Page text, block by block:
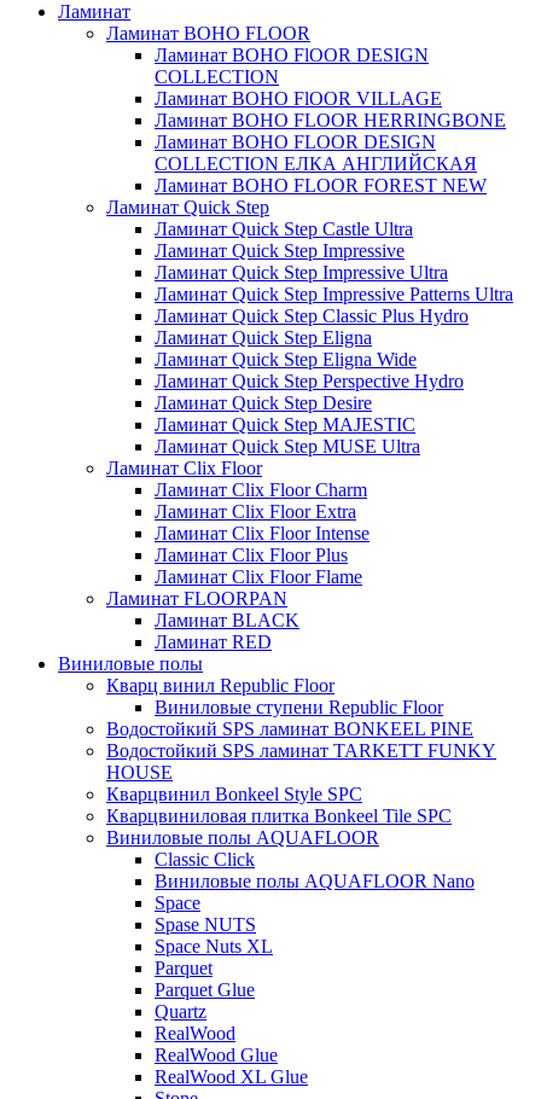
Ламинат
Ламинат BOHO FLOOR
Ламинат BOHO FlOOR DESIGN
COLLECTION
Ламинат BOHO FlOOR VILLAGE
Ламинат BOHO FLOOR HERRINGBONE
Ламинат BOHO FLOOR DESIGN
COLLECTION ЕЛКА АНГЛИЙСКАЯ
Ламинат BOHO FLOOR FOREST NEW
Ламинат Quick Step
Ламинат Quick Step Castle Ultra
Ламинат Quick Step Impressive
Ламинат Quick Step Impressive Ultra
Ламинат Quick Step Impressive Patterns Ultra
Ламинат Quick Step Classic Plus Hydro
Ламинат Quick Step Eligna
Ламинат Quick Step Eligna Wide
Ламинат Quick Step Perspective Hydro
Ламинат Quick Step Desire
Ламинат Quick Step MAJESTIC
Ламинат Quick Step MUSE Ultra
Ламинат Clix Floor
Ламинат Clix Floor Charm
Ламинат Clix Floor Extra
Ламинат Clix Floor Intense
Ламинат Clix Floor Plus
Ламинат Clix Floor Flame
Ламинат FLOORPAN
Ламинат BLACK
Ламинат RED
Виниловые полы
Кварц винил Republic Floor
Виниловые ступени Republic Floor
Водостойкий SPS ламинат BONKEEL PINE
Водостойкий SPS ламинат TARKETT FUNKY
HOUSE
Кварцвинил Bonkeel Style SPC
Кварцвиниловая плитка Bonkeel Tile SPC
Виниловые полы AQUAFLOOR
Classic Click
Виниловые полы AQUAFLOOR Nano
Space
Spase NUTS
Space Nuts XL
Parquet
Parquet Glue
Quartz
RealWood
RealWood Glue
RealWood XL Glue